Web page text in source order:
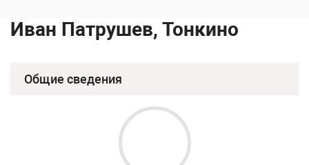
Иван Патрушев, Тонкино
Общие сведения